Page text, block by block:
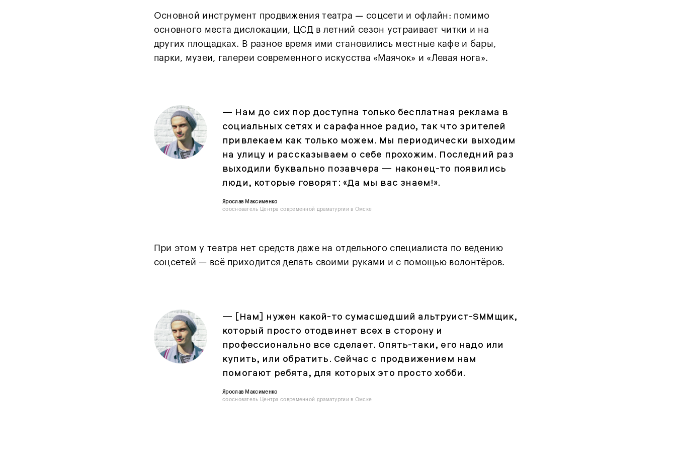
Основной инструмент продвижения театра — соцсети и офлайн: помимо
основного места дислокации, ЦСД в летний сезон устраивает читки и на
других площадках. В разное время ими становились местные кафе и бары,
парки, музеи, галереи современного искусства «Маячок» и «Левая нога».
— Нам до сих пор доступна только бесплатная реклама в
социальных сетях и сарафанное радио, так что зрителей
привлекаем как только можем. Мы периодически выходим
на улицу и рассказываем о себе прохожим. Последний раз
выходили буквально позавчера — наконец-то появились
люди, которые говорят: «Да мы вас знаем!».
Ярослав Максименко
сооснователь Центра современной драматургии в Омске
При этом у театра нет средств даже на отдельного специалиста по ведению
соцсетей — всё приходится делать своими руками и с помощью волонтёров.
— [Нам] нужен какой-то сумасшедший альтруист-SMMщик,
который просто отодвинет всех в сторону и
профессионально все сделает. Опять-таки, его надо или
купить, или обратить. Сейчас с продвижением нам
помогают ребята, для которых это просто хобби.
Ярослав Максименко
сооснователь Центра современной драматургии в Омске